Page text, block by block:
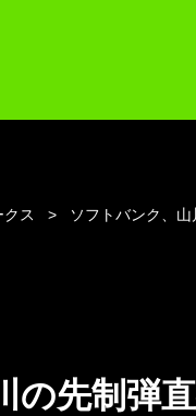
ス ソフトバンク、
の先制弾